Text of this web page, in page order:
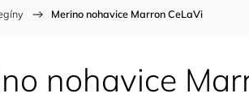
/ Merino nohavice Marron CeLaVi
nohavice